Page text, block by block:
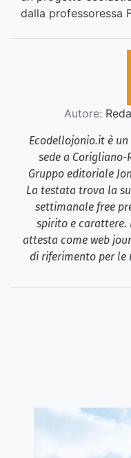
dalla professoressa
Autore:
Ecodellojonio.it è
sede a Corigliano-
Gruppo editoriale
La testata trova la
settimanale free
spirito e carattere.
attesta come web
di riferimento per le